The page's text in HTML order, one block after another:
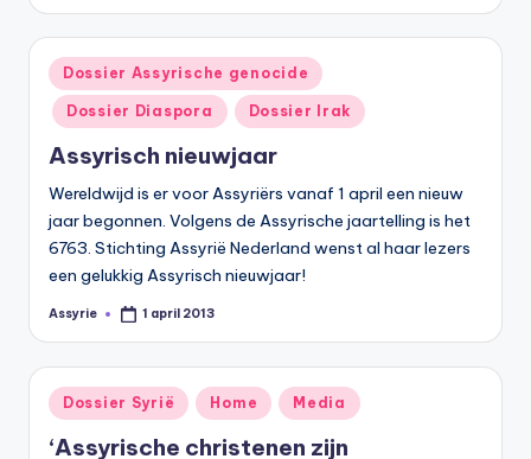
Geplaatst
in
Dossier Assyrische genocide
Dossier Diaspora Dossier Irak
Assyrisch nieuwjaar
Wereldwijd is er voor Assyriërs vanaf 1 april een nieuw
jaar begonnen. Volgens de Assyrische jaartelling is het
6763. Stichting Assyrië Nederland wenst al haar lezers
een gelukkig Assyrisch nieuwjaar!
Geplaatst
Assyrie 1 april 2013
Geplaatst
in
Dossier Syrië Home Media
‘Assyrische christenen zijn